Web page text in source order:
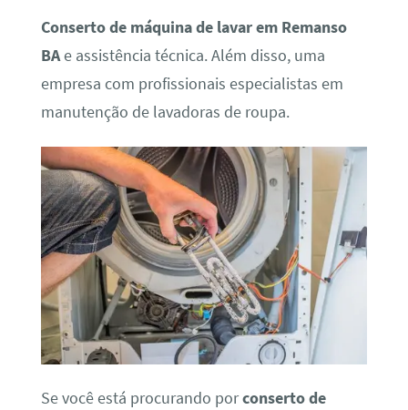
Conserto de máquina de lavar em Remanso
BAe assistência técnica. Além disso, uma
empresa com profissionais especialistas em
manutenção de lavadoras de roupa.
Se você está procurando porconserto de